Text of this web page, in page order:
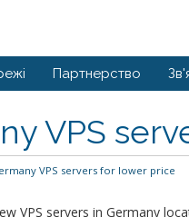
Партнерство
VPS
VPS servers for lower price
VPS servers in Germany